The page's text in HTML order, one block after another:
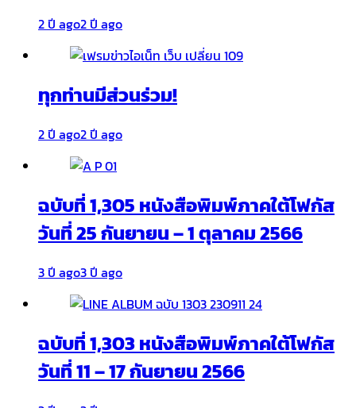
2 ปี ago2 ปี ago
ทุกท่านมีส่วนร่วม!
2 ปี ago2 ปี ago
ฉบับที่ 1,305 หนังสือพิมพ์ภาคใต้โฟกัส
วันที่ 25 กันยายน – 1 ตุลาคม 2566
3 ปี ago3 ปี ago
ฉบับที่ 1,303 หนังสือพิมพ์ภาคใต้โฟกัส
วันที่ 11 – 17 กันยายน 2566